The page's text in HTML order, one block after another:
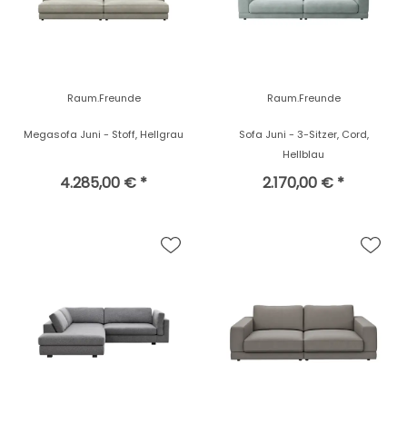
Raum.Freunde
Megasofa Juni - Stoff, Hellgrau
4.285,00 € *
Raum.Freunde
Sofa Juni - 3-Sitzer, Cord,
Hellblau
2.170,00 € *